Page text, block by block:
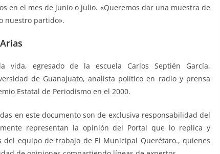
en el mes de junio o julio. «Queremos dar una muestra de
nuestro partido».
vida, egresado de la escuela Carlos Septién García,
de Guanajuato, analista político en radio y prensa
Estatal de Periodismo en el 2000.
en este documento son de exclusiva responsabilidad del
representan la opinión del Portal que lo replica y
equipo de trabajo de El Municipal Querétaro., quienes